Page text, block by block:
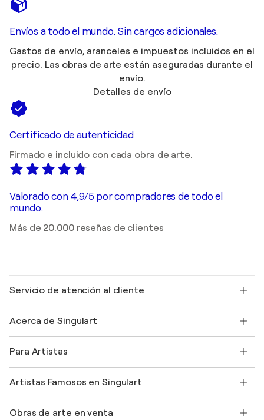
Envíos a todo el mundo. Sin cargos adicionales.
Gastos de envío, aranceles e impuestos incluidos en el
precio. Las obras de arte están aseguradas durante el
envío.
Detalles de envío
Certificado de autenticidad
Firmado e incluido con cada obra de arte.
Valorado con 4,9/5 por compradores de todo el
mundo.
Más de 20.000 reseñas de clientes
Servicio de atención al cliente
Envío
Ofrecer una tarjeta regalo
Unirse a nuestro programa comercial
Mi cuenta
Protección al comprador
+34 911 23 97 81
Acerca de Singulart
faq
Revista Singulart
Empleos
Descubre arte original seleccionado
Para Artistas
Inicie sesión como Artista
Artistas Famosos en Singulart
Marc Chagall
Obras de arte en venta